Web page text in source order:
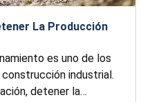
La Producción
es uno de los
industrial.
detener la